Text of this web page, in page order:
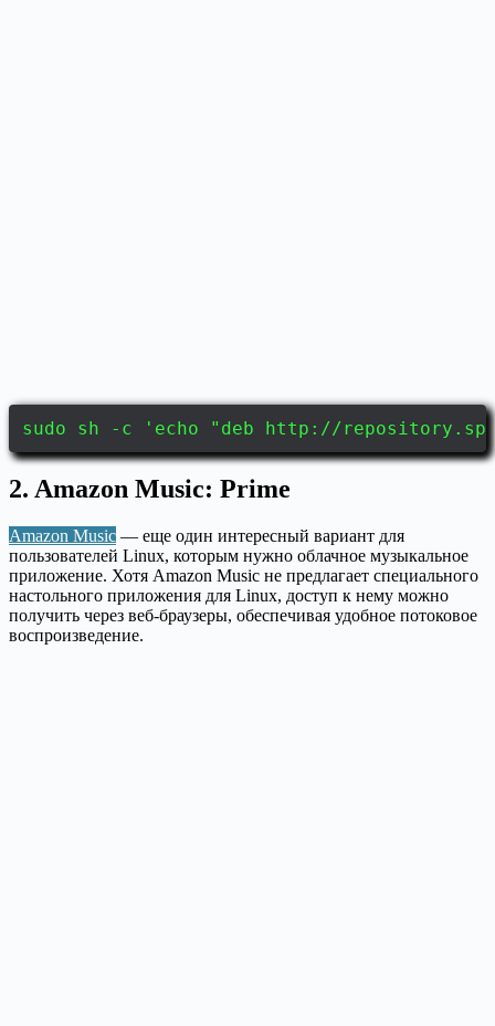
sudo sh -c 'echo "deb http://
2. Amazon Music: Prime
Amazon Music — еще один интересный вариант для
пользователей Linux, которым нужно облачное музыкальное
приложение. Хотя Amazon Music не предлагает специального
настольного приложения для Linux, доступ к нему можно
получить через веб-браузеры, обеспечивая удобное потоковое
воспроизведение.